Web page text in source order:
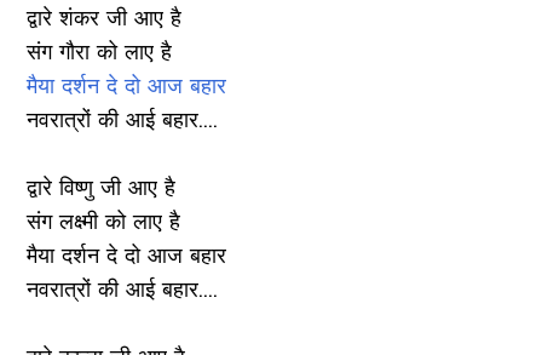
द्वारे शंकर जी आए है
संग गौरा को लाए है
मैया दर्शन दे दो आज बहार
नवरात्रों की आई बहार....
द्वारे विष्णु जी आए है
संग लक्ष्मी को लाए है
मैया दर्शन दे दो आज बहार
नवरात्रों की आई बहार....